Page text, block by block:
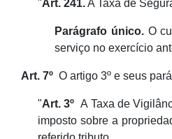
"Art. 241.A Taxa de
Parágrafo único.O
serviço no exercício
Art. 7º O artigo 3º e seus
"Art. 3º A Taxa de
imposto sobre a